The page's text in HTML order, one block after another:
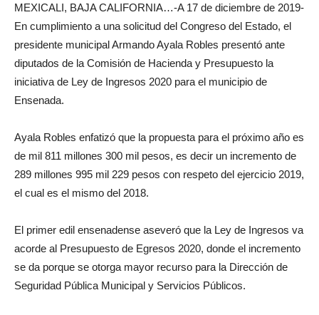
MEXICALI, BAJA CALIFORNIA…-A 17 de diciembre de 2019-
En cumplimiento a una solicitud del Congreso del Estado, el
presidente municipal Armando Ayala Robles presentó ante
diputados de la Comisión de Hacienda y Presupuesto la
iniciativa de Ley de Ingresos 2020 para el municipio de
Ensenada.
Ayala Robles enfatizó que la propuesta para el próximo año es
de mil 811 millones 300 mil pesos, es decir un incremento de
289 millones 995 mil 229 pesos con respeto del ejercicio 2019,
el cual es el mismo del 2018.
El primer edil ensenadense aseveró que la Ley de Ingresos va
acorde al Presupuesto de Egresos 2020, donde el incremento
se da porque se otorga mayor recurso para la Dirección de
Seguridad Pública Municipal y Servicios Públicos.